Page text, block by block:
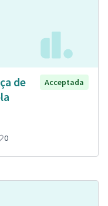
de
Acceptada
0